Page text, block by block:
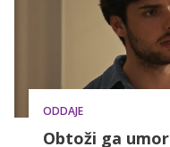
ODDAJE
Obtoži ga